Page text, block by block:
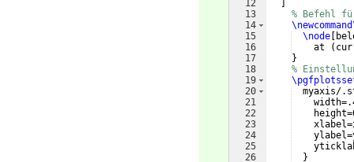
12
13
14
15
16
17
18
19
20
21
22
23
24
25
26
% Befehl
\node
    at
(
}
%
myaxis/
}